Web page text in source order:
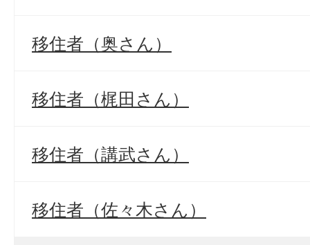
移住者（奥さん）
移住者（梶田さん）
移住者（講武さん）
移住者（佐々木さん）